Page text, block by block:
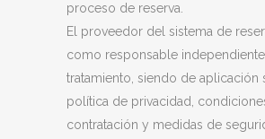
proceso de reserva.
El proveedor del sistema de
como responsable
tratamiento, siendo de aplicación
política de privacidad,
contratación y medidas de